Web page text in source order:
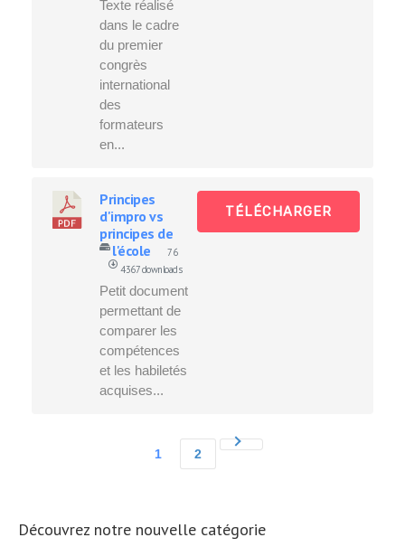
Texte réalisé
dans le cadre
du premier
congrès
international
des
formateurs
en...
Principes
d'impro vs
principes de
l'école
76
4367 downloads
Petit document
permettant de
comparer les
compétences
et les habiletés
acquises...
TÉLÉCHARGER
1 2
Découvrez notre nouvelle catégorie